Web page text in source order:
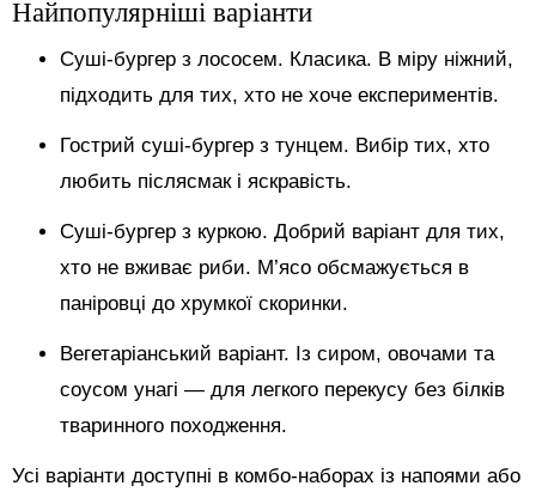
Найпопулярніші варіанти
Суші-бургер з лососем. Класика. В міру ніжний,
підходить для тих, хто не хоче експериментів.
Гострий суші-бургер з тунцем. Вибір тих, хто
любить післясмак і яскравість.
Суші-бургер з куркою. Добрий варіант для тих,
хто не вживає риби. М’ясо обсмажується в
паніровці до хрумкої скоринки.
Вегетаріанський варіант. Із сиром, овочами та
соусом унагі — для легкого перекусу без білків
тваринного походження.
Усі варіанти доступні в комбо-наборах із напоями або